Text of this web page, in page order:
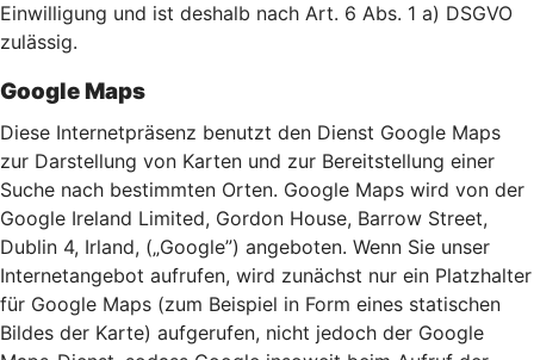
Einwilligung und ist deshalb nach Art. 6 Abs. 1 a) DSGVO
zulässig.
Google Maps
Diese Internetpräsenz benutzt den Dienst Google Maps
zur Darstellung von Karten und zur Bereitstellung einer
Suche nach bestimmten Orten. Google Maps wird von der
Google Ireland Limited, Gordon House, Barrow Street,
Dublin 4, Irland, („Google”) angeboten. Wenn Sie unser
Internetangebot aufrufen, wird zunächst nur ein Platzhalter
für Google Maps (zum Beispiel in Form eines statischen
Bildes der Karte) aufgerufen, nicht jedoch der Google